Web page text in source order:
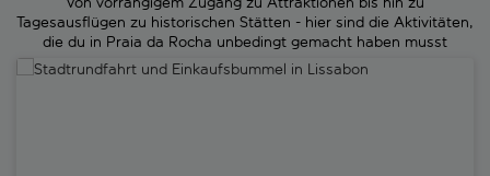
Tagesausflügen zu historischen Stätten - hier sind die Aktivitäten,
die du in Praia da Rocha unbedingt gemacht haben musst
Stadtrundfahrt und Einkaufsbummel in Lissabon